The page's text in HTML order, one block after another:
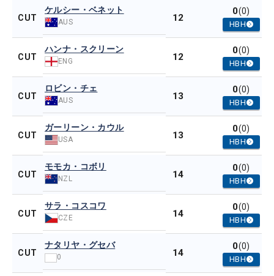
CUT
ケルシー・ベネット
AUS 12
0(0)
HBH
CUT
ハンナ・スクリーン
ENG 12
0(0)
HBH
CUT
ロビン・チェ
AUS 13
0(0)
HBH
CUT
ガーリーン・カウル
USA 13
0(0)
HBH
CUT
モモカ・コボリ
NZL 14
0(0)
HBH
CUT
サラ・コスコワ
CZE 14
0(0)
HBH
CUT
ナタリヤ・グセバ
0 14
0(0)
HBH